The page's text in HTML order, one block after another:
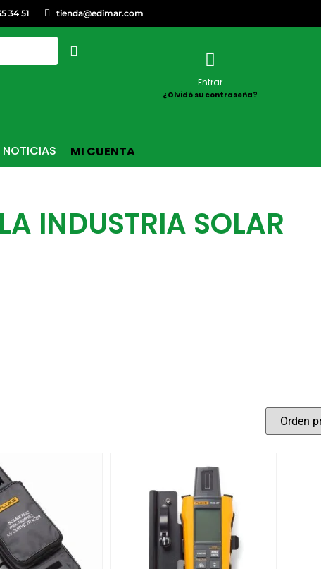
34 51 tienda@edimar.com
Entrar
¿Olvidó su contraseña?
NOTICIAS MI CUENTA
INDUSTRIA SOLAR